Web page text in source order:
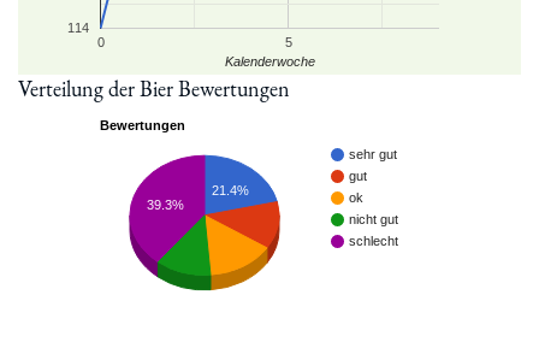
0 5
114
Kalenderwoche
Verteilung der Bier Bewertungen
Bewertungen
sehr gut
gut
ok
nicht gut
schlecht
21.4%
39.3%